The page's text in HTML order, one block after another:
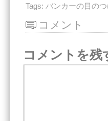
Tags: バンカーの目の
コメント
コメントを残